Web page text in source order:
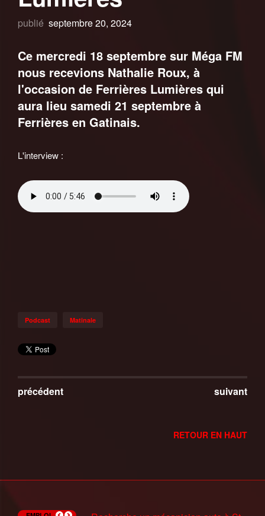
publié septembre 20, 2024
Ce mercredi 18 septembre sur Méga FM
nous recevions Nathalie Roux, à
l'occasion de Ferrières Lumières qui
aura lieu samedi 21 septembre à
Ferrières en Gatinais.
L'interview :
Podcast Matinale
précédent suivant
RETOUR EN HAUT